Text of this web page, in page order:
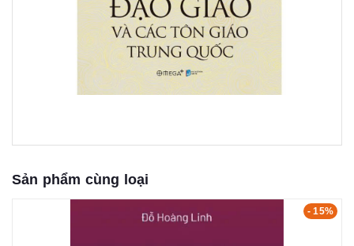
Sản phẩm cùng loại
- 15%